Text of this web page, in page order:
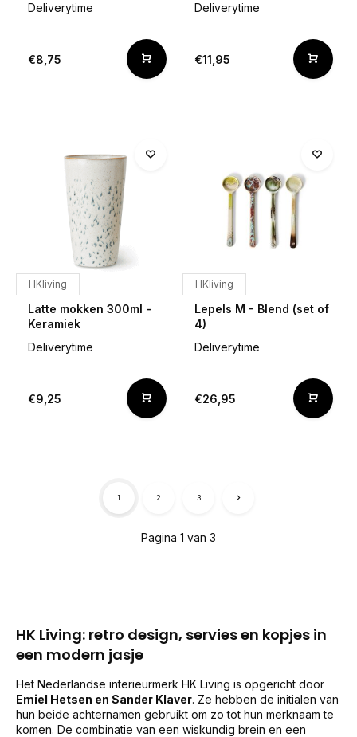
Deliverytime
€8,75
Deliverytime
€11,95
HKliving
Latte mokken 300ml -
Keramiek
Deliverytime
€9,25
HKliving
Lepels M - Blend (set of
4)
Deliverytime
€26,95
Pagina 1 van 3
1 2 3
HK Living: retro design, servies en kopjes in
een modern jasje
Het Nederlandse interieurmerk HK Living is opgericht door
Emiel Hetsen en Sander Klaver. Ze hebben de initialen van
hun beide achternamen gebruikt om zo tot hun merknaam te
komen. De combinatie van een wiskundig brein en een